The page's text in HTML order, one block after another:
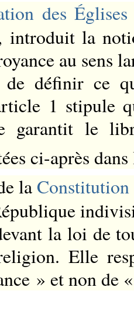
des
introduit la
au sens
définir ce
1 stipule
garantit le
ci-après
la Constitution
la loi de
Elle
» et non de